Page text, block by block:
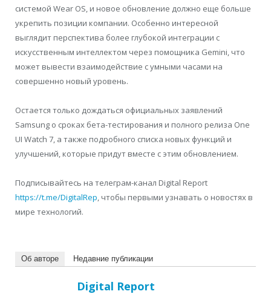
системой Wear OS, и новое обновление должно еще больше
укрепить позиции компании. Особенно интересной
выглядит перспектива более глубокой интеграции с
искусственным интеллектом через помощника Gemini, что
может вывести взаимодействие с умными часами на
совершенно новый уровень.
Остается только дождаться официальных заявлений
Samsung о сроках бета-тестирования и полного релиза One
UI Watch 7, а также подробного списка новых функций и
улучшений, которые придут вместе с этим обновлением.
Подписывайтесь на телеграм-канал Digital Report
https://t.me/DigitalRep, чтобы первыми узнавать о новостях в
мире технологий.
Об авторе Недавние публикации
Digital Report